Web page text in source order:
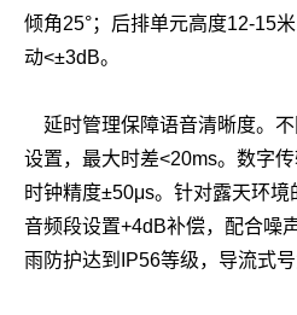
倾角25°；后排单元高度12-15
动<±3dB。
延时管理保障语音清晰度。
设置，最大时差<20ms。数字
时钟精度±50μs。针对露天环
音频段设置+4dB补偿，配合噪
雨防护达到IP56等级，导流式